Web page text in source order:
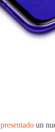
presentado un